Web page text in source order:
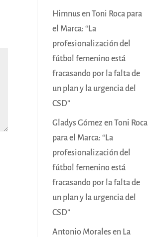
Himnus enToni Roca para
el Marca: “La
profesionalización del
fútbol femenino está
fracasando por la falta de
un plan y la urgencia del
CSD”
Gladys Gómez enToni Roca
para el Marca: “La
profesionalización del
fútbol femenino está
fracasando por la falta de
un plan y la urgencia del
CSD”
Antonio Morales en La